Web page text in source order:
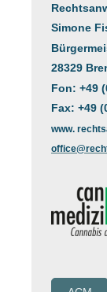
Simone
28329
Fon: +49
Fax: +49
www.